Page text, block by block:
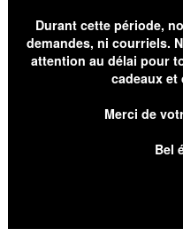
Durant cette période,
demandes, ni courriels.
attention au délai pour
cadeaux et
Merci de
Bel